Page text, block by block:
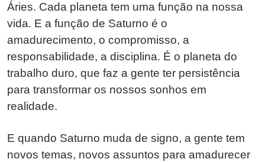
Áries. Cada planeta tem uma função na nossa
vida. E a função de Saturno é o
amadurecimento, o compromisso, a
responsabilidade, a disciplina. É o planeta do
trabalho duro, que faz a gente ter persistência
para transformar os nossos sonhos em
realidade.
E quando Saturno muda de signo, a gente tem
novos temas, novos assuntos para amadurecer